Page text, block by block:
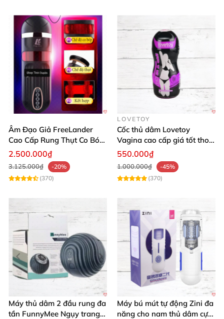
Âm Đạo Giả FreeLander
Cao Cấp Rung Thụt Co Bóp
Đỉnh Nhật Bản
2.500.000₫
3.125.000₫
-20%
(370)
LOVETOY
Cốc thủ dâm Lovetoy
Vagina cao cấp giá tốt thoả
mãn phái mạnh
550.000₫
1.000.000₫
-45%
(370)
Máy thủ dâm 2 đầu rung đa
tần FunnyMee Ngụy trang
Máy bú mút tự động Zini đa
năng cho nam thủ dâm cực